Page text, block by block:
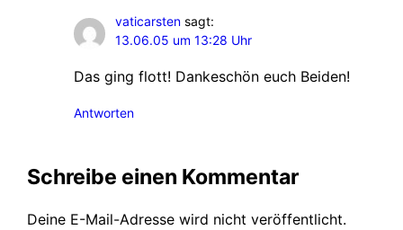
vaticarsten sagt:
13.06.05 um 13:28 Uhr
Das ging flott! Dankeschön euch Beiden!
Antworten
Schreibe einen Kommentar
Deine E-Mail-Adresse wird nicht veröffentlicht.